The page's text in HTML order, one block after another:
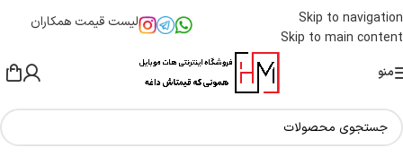
Skip to navigation
Skip to main content
لیست قیمت همکاران
منو